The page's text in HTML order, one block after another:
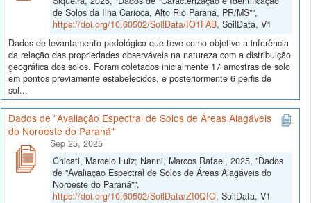
de Solos da Ilha Carioca, Alto Rio Paraná, PR/MS"",
https://doi.org/10.60502/SoilData/IO1FAB, SoilData, V1
Dados de levantamento pedológico que teve como objetivo a inferência
da relação das propriedades observáveis na natureza com a distribuição
geográfica dos solos. Foram coletados inicialmente 17 amostras de solo
em pontos previamente estabelecidos, e posteriormente 6 perfis de
sol...
Dados de "Avaliação Espectral de Solos de Áreas Alagáveis
do Noroeste do Paraná"
Sep 25, 2025
Chicati, Marcelo Luiz; Nanni, Marcos Rafael, 2025, "Dados
de "Avaliação Espectral de Solos de Áreas Alagáveis do
Noroeste do Paraná"",
https://doi.org/10.60502/SoilData/ZI0QIO, SoilData, V1